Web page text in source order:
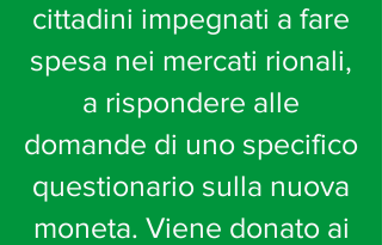
cittadini impegnati a fare
spesa nei mercati rionali,
a rispondere alle
domande di uno specifico
questionario sulla nuova
moneta. Viene donato ai